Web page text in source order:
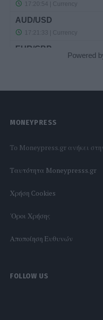
Powered
MONEYPRESS
To Moneypress.gr ανήκει
Tαυτότητα Moneypresss.gr
Χρήση Cookies
'Οροι Χρήσης
Αποποίηση Ευθυνών
FOLLOW US